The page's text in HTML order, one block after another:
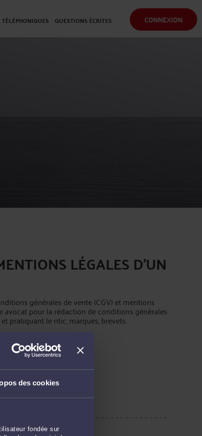
des cookies
fondée sur
CONNEXION
QUESTIONS ÉCRITES
LÉGALES D'UN
générales de vente (CGV) et mentions
pour la rédaction de conditions générales
pratiquant le ntic, marques, brevets.